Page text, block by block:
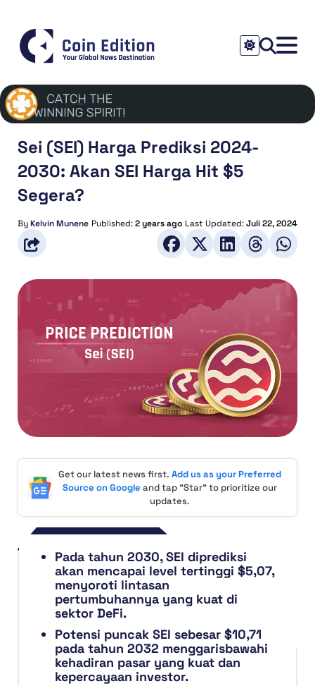
Sei (SEI) Harga Prediksi 2024-
2030: Akan SEI Harga Hit $5
Segera?
ByKelvin Munene Published:2 years ago Last Updated:Juli 22, 2024
Get our latest news first. Add us as your Preferred
Source on Google and tap "Star" to prioritize our
updates.
Pada tahun 2030, SEI diprediksi
akan mencapai level tertinggi $5,07,
menyoroti lintasan
pertumbuhannya yang kuat di
sektor DeFi.
Potensi puncak SEI sebesar $10,71
pada tahun 2032 menggarisbawahi
kehadiran pasar yang kuat dan
kepercayaan investor.